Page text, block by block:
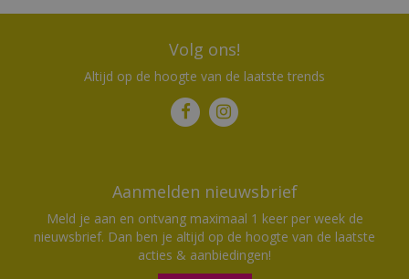
Volg ons!
Altijd op de hoogte van de laatste trends
Aanmelden nieuwsbrief
Meld je aan en ontvang maximaal 1 keer per week de
nieuwsbrief. Dan ben je altijd op de hoogte van de laatste
acties & aanbiedingen!